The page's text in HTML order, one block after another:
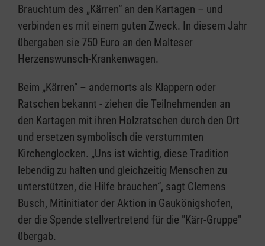
Brauchtum des „Kärren“ an den Kartagen – und
verbinden es mit einem guten Zweck. In diesem Jahr
übergaben sie 750 Euro an den Malteser
Herzenswunsch-Krankenwagen.
Beim „Kärren“ – andernorts als Klappern oder
Ratschen bekannt - ziehen die Teilnehmenden an
den Kartagen mit ihren Holzratschen durch den Ort
und ersetzen symbolisch die verstummten
Kirchenglocken. „Uns ist wichtig, diese Tradition
lebendig zu halten und gleichzeitig Menschen zu
unterstützen, die Hilfe brauchen“, sagt Clemens
Busch, Mitinitiator der Aktion in Gaukönigshofen,
der die Spende stellvertretend für die "Kärr-Gruppe"
übergab.